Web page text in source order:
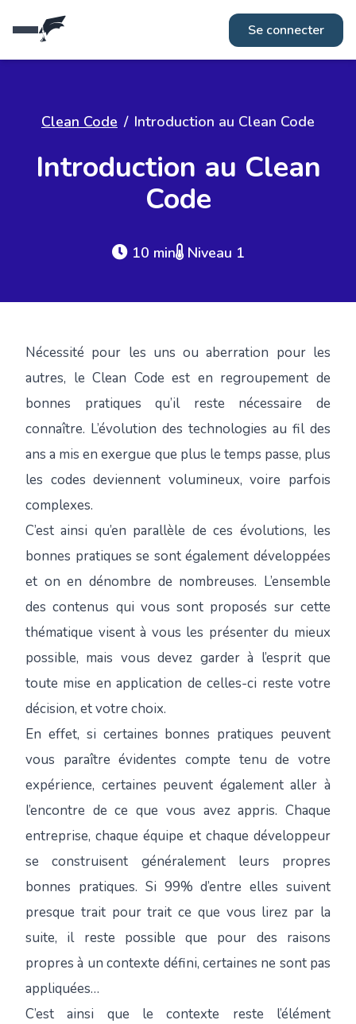
Se connecter
Clean Code / Introduction au Clean Code
Introduction au Clean
Code
10 min Niveau 1
Nécessité pour les uns ou aberration pour les
autres, le Clean Code est en regroupement de
bonnes pratiques qu’il reste nécessaire de
connaître. L’évolution des technologies au fil des
ans a mis en exergue que plus le temps passe, plus
les codes deviennent volumineux, voire parfois
complexes.
C’est ainsi qu’en parallèle de ces évolutions, les
bonnes pratiques se sont également développées
et on en dénombre de nombreuses. L’ensemble
des contenus qui vous sont proposés sur cette
thématique visent à vous les présenter du mieux
possible, mais vous devez garder à l’esprit que
toute mise en application de celles-ci reste votre
décision, et votre choix.
En effet, si certaines bonnes pratiques peuvent
vous paraître évidentes compte tenu de votre
expérience, certaines peuvent également aller à
l’encontre de ce que vous avez appris. Chaque
entreprise, chaque équipe et chaque développeur
se construisent généralement leurs propres
bonnes pratiques. Si 99% d’entre elles suivent
presque trait pour trait ce que vous lirez par la
suite, il reste possible que pour des raisons
propres à un contexte défini, certaines ne sont pas
appliquées…
C’est ainsi que le contexte reste l’élément